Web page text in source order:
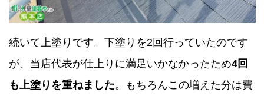
続いて上塗りです。下塗りを2回行っていたのです
が、当店代表が仕上りに満足いかなかったため4回
も上塗りを重ねました。もちろんこの増えた分は費